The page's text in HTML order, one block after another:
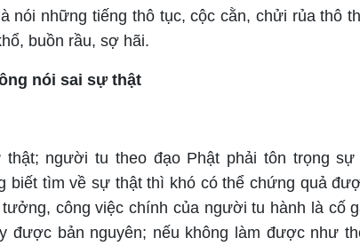
nói những tiếng thô tục, cộc cằn, chửi rủa thô
buồn rầu, sợ hãi.
nói sai sự thật
người tu theo đạo Phật phải tôn trọng sự
biết tìm về sự thật thì khó có thể chứng quả
công việc chính của người tu hành là cố
được bản nguyên; nếu không làm được như